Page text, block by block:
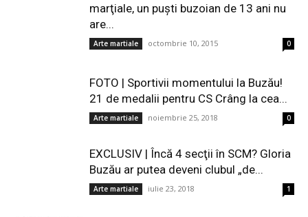
marţiale, un puşti buzoian de 13 ani nu
are...
Arte martiale octombrie 10, 2015 0
FOTO | Sportivii momentului la Buzău!
21 de medalii pentru CS Crâng la cea...
Arte martiale noiembrie 25, 2018 0
EXCLUSIV | Încă 4 secţii în SCM? Gloria
Buzău ar putea deveni clubul „de...
Arte martiale iulie 23, 2018 1